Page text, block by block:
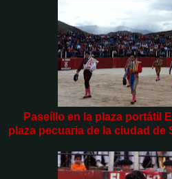
Paseíllo en la plaza portátil
plaza pecuaria de la ciudad de